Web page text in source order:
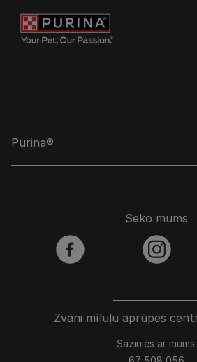
Purina®
Zvani mīluļu aprūpes
Sazinies ar mums:
Seko mums
facebook instagram